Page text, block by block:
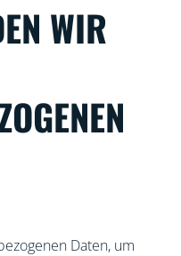
WIR
Daten, um